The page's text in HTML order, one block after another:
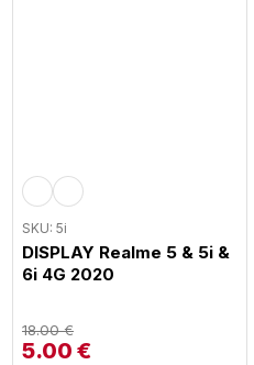
SKU: 5i
DISPLAY Realme 5 & 5i &
6i 4G 2020
18.00€
5.00 €